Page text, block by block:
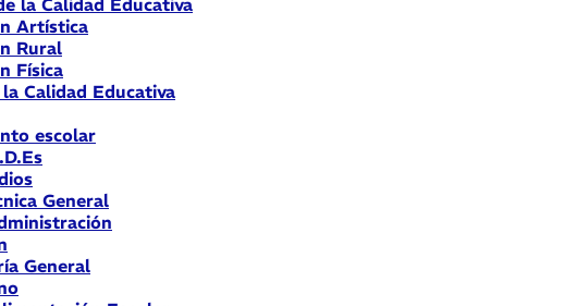
la Calidad Educativa
Artística
Rural
Física
Calidad Educativa
escolar
General
General